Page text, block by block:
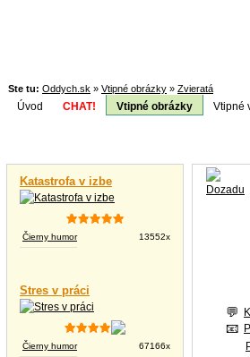
Ste tu: Oddych.sk » Vtipné obrázky » Zvieratá
Úvod CHAT! Vtipné obrázky Vtipné
Katastrofa v izbe
Čierny humor 13552x
Stres v práci
Čierny humor 67166x